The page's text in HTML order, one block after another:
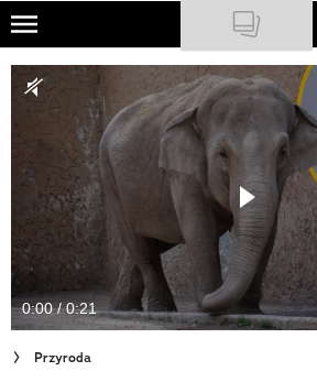
Skip
main
content
NATIONAL GEOGRAPHIC
TRAVELER
PODCASTY
Sklep
Newsletter
Cuda Polski
Wielki Konkurs Fotograficzny
0:00 / 0:21
Przyroda